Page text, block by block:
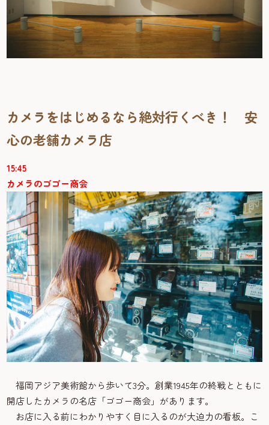
カメラをはじめるなら絶対行くべき！ 安
心の老舗カメラ店
15:45
カメラのゴゴー商会
福岡アジア美術館から歩いて3分。創業1945年の終戦とともに
開店したカメラの名店「ゴゴー商会」があります。
お店に入る前にわかりやすく目に入るのが大迫力の看板。こ